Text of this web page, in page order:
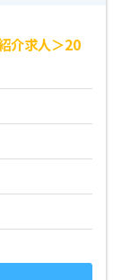
介求人＞20